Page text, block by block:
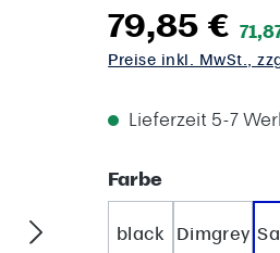
79,85 €
Preise inkl. MwSt.,
Lieferzeit 5-7
Farbeauswählen
black Dimgrey